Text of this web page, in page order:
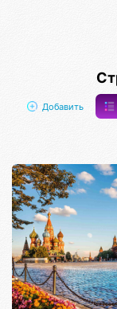
Добавить